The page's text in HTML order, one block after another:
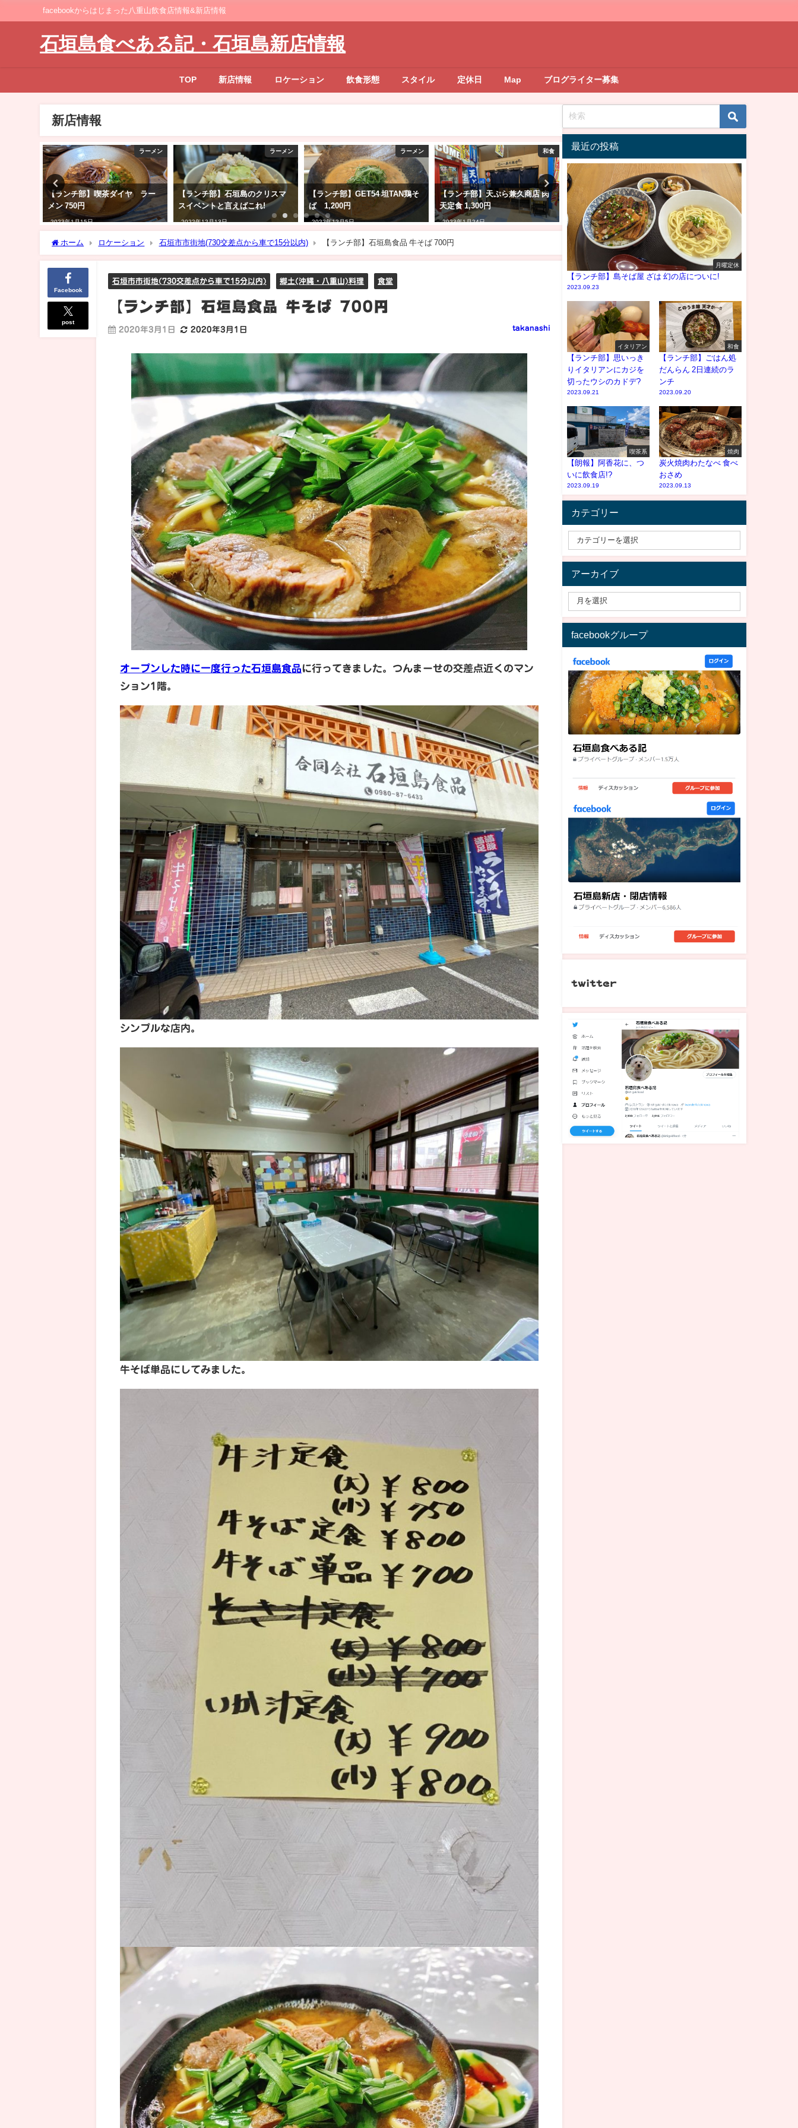
facebookからはじまった八重山飲食店情報&新店情報
石垣島食べある記・石垣島新店情報
TOP 新店情報 ロケーション 飲食形態 スタイル 定休日 Map ブログライター募集
新店情報
ラーメン
【ランチ部】喫茶ダイヤ ラー
メン 750円
2023年1月15日
ラーメン
【ランチ部】石垣島のクリスマ
スイベントと言えばこれ!
2022年12月13日
ラーメン
【ランチ部】GET54 坦TAN鶏そ
ば 1,200円
2022年12月5日
和食
【ランチ部】天ぷら兼久商店 肉
天定食 1,300円
2023年1月24日
【ランチ部】焼肉石垣島 大昌園
ハンバーグ定食 1,000円
2023年2月1日
【ランチ部】大山さんちの
そば 特製塩ラーメン 1,100
2023年1月9日
ホーム ロケーション 石垣市市街地(730交差点から車で15分以内) 【ランチ部】石垣島食品 牛そば 700円
Facebook
post
石垣市市街地(730交差点から車で15分以内) 郷土(沖縄・八重山)料理 食堂
【ランチ部】石垣島食品 牛そば 700円
2020年3月1日 2020年3月1日 takanashi
オープンした時に一度行った石垣島食品に行ってきました。つんまーせの交差点近くのマン
ション1階。
シンプルな店内。
牛そば単品にしてみました。
最近の投稿
月曜定休
【ランチ部】島そば屋 ざは 幻の店についに!
2023.09.23
イタリアン
【ランチ部】思いっき
りイタリアンにカジを
切ったウシのカドデ?
2023.09.21
和食
【ランチ部】ごはん処
だんらん 2日連続のラ
ンチ
2023.09.20
喫茶系
【朗報】阿香花に、つ
いに飲食店!?
2023.09.19
焼肉
炭火焼肉わたなべ 食べ
おさめ
2023.09.13
カテゴリー
アーカイブ
facebookグループ
twitter